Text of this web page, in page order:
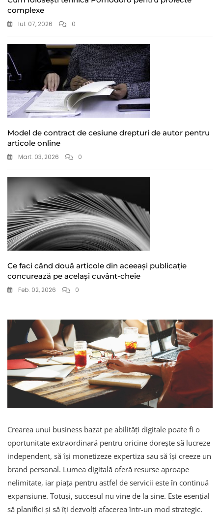
complexe
Iul. 07, 2026 0
Model de contract de cesiune drepturi de autor pentru
articole online
Mart. 03, 2026 0
Ce faci când două articole din aceeași publicație
concurează pe același cuvânt-cheie
Feb. 02, 2026 0
Crearea unui business bazat pe abilități digitale poate fi o
oportunitate extraordinară pentru oricine dorește să lucreze
independent, să își monetizeze expertiza sau să își creeze un
brand personal. Lumea digitală oferă resurse aproape
nelimitate, iar piața pentru astfel de servicii este în continuă
expansiune. Totuși, succesul nu vine de la sine. Este esențial
să planifici și să îți dezvolți afacerea într-un mod strategic.